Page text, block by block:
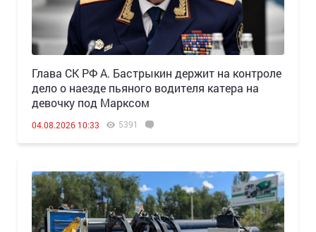
Глава СК РФ А. Бастрыкин держит на контроле
дело о наезде пьяного водителя катера на
девочку под Марксом
04.08.2026 10:33 5391